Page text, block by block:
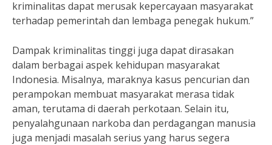
kriminalitas dapat merusak kepercayaan masyarakat
terhadap pemerintah dan lembaga penegak hukum.”
Dampak kriminalitas tinggi juga dapat dirasakan
dalam berbagai aspek kehidupan masyarakat
Indonesia. Misalnya, maraknya kasus pencurian dan
perampokan membuat masyarakat merasa tidak
aman, terutama di daerah perkotaan. Selain itu,
penyalahgunaan narkoba dan perdagangan manusia
juga menjadi masalah serius yang harus segera